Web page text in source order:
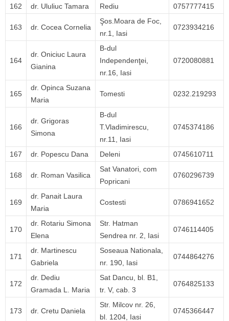
162 dr. Ululiuc Tamara Rediu 0757777415
163 dr. Cocea Cornelia
Şos.Moara de Foc,
nr.1, Iasi
0723934216
164
dr. Oniciuc Laura
Gianina
B-dul
Independenţei,
nr.16, Iasi
0720080881
165
dr. Opinca Suzana
Maria
Tomesti 0232.219293
166
dr. Grigoras
Simona
B-dul
T.Vladimirescu,
nr.11, Iasi
0745374186
167 dr. Popescu Dana Deleni 0745610711
168 dr. Roman Vasilica
Sat Vanatori, com
Popricani
0760296739
169
dr. Panait Laura
Maria
Costesti 0786941652
170
dr. Rotariu Simona
Elena
Str. Hatman
Sendrea nr. 2, Iasi
0746114405
171
dr. Martinescu
Gabriela
Soseaua Nationala,
nr. 190, Iasi
0744864276
172
dr. Dediu
Gramada L. Maria
Sat Dancu, bl. B1,
tr. V, cab. 3
0764825133
173 dr. Cretu Daniela
Str. Milcov nr. 26,
bl. 1204, Iasi
0745366447